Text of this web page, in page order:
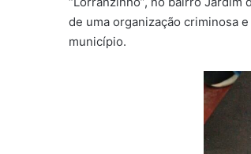
de uma organização criminosa
município.